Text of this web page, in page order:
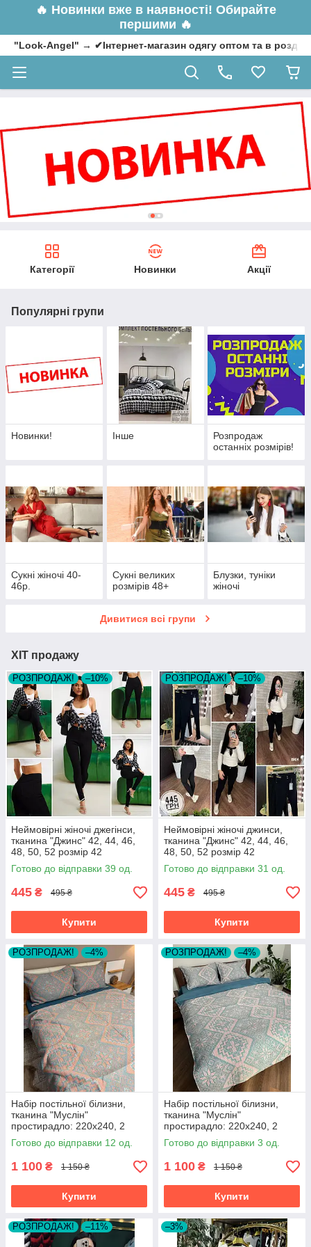
🔥 Новинки вже в наявності! Обирайте
першими 🔥
"Look-Angel" → ✔Інтернет-магазин одягу оптом та в
Категорії Новинки Акції
Популярні групи
Новинки! Інше
Розпродаж
останніх розмірів!
Сукні жіночі 40-
46р.
Сукні великих
розмірів 48+
Блузки, туніки
жіночі
Дивитися всі групи
ХІТ продажу
РОЗПРОДАЖ! –10%
Неймовірні жіночі джегінси,
тканина "Джинс" 42, 44, 46,
48, 50, 52 розмір 42
Готово до відправки 39 од.
445 ₴ 495 ₴
Купити
РОЗПРОДАЖ! –10%
Неймовірні жіночі джинси,
тканина "Джинс" 42, 44, 46,
48, 50, 52 розмір 42
Готово до відправки 31 од.
445 ₴ 495 ₴
Купити
РОЗПРОДАЖ! –4%
Набір постільної білизни,
тканина "Муслін"
простирадло: 220х240, 2
наволочки 50х70, підковдра
200х230
Готово до відправки 12 од.
1 100 ₴ 1 150 ₴
Купити
РОЗПРОДАЖ! –4%
Набір постільної білизни,
тканина "Муслін"
простирадло: 220х240, 2
наволочки 50х70, підковдра
200х230
Готово до відправки 3 од.
1 100 ₴ 1 150 ₴
Купити
РОЗПРОДАЖ! –11% –3%